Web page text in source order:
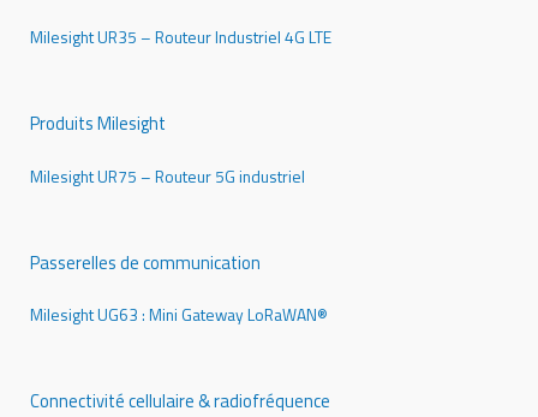
Milesight UR35 – Routeur Industriel 4G LTE
Produits Milesight
Milesight UR75 – Routeur 5G industriel
Passerelles de communication
Milesight UG63 : Mini Gateway LoRaWAN®
Connectivité cellulaire & radiofréquence